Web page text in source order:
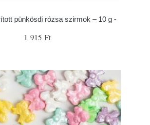
pünkösdi rózsa szirmok – 10 g -
1 915 Ft